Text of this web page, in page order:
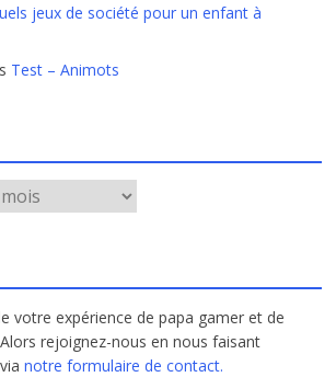
jeux de société pour un enfant à
Test – Animots
votre expérience de papa gamer et de
rejoignez-nous en nous faisant
vianotre formulaire de contact.